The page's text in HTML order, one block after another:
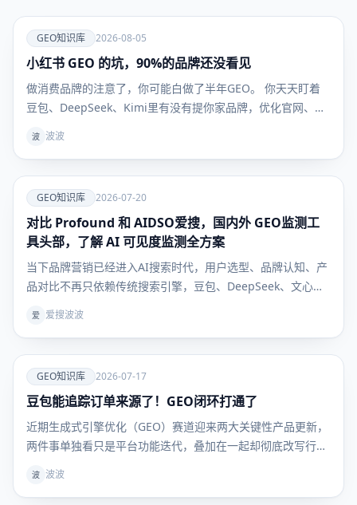
爱
GEO知识
GEO知识库 2026-08-05
小红书 GEO 的坑，90%的品牌还没看见
做消费品牌的注意了，你可能白做了半年GEO。 你天天盯着
豆包、DeepSeek、Kimi里有没有提你家品牌，优化官网、发
候，根本不看这些。 他们问AI："敏感肌用什么面霜不踩
波 波波
爱
GEO知识
库
GEO知识库 2026-07-20
对比 Profound 和 AIDSO爱搜，国内外 GEO监测工
具头部，了解 AI 可见度监测全方案
当下品牌营销已经进入AI搜索时代，用户选型、品牌认知、产
品对比不再只依赖传统搜索引擎，豆包、DeepSeek、文心一
GEO（生成式引擎优化）彻底解决“如何让AI主动推荐自家品
爱 爱搜波波
爱
GEO知识
库
GEO知识库 2026-07-17
豆包能追踪订单来源了！GEO闭环打通了
近期生成式引擎优化（GEO）赛道迎来两大关键性产品更新，
两件事单独看只是平台功能迭代，叠加在一起却彻底改写行业
AIDSO同步开放多AI平台商品卡数据监测。二者一前一后补齐
波 波波